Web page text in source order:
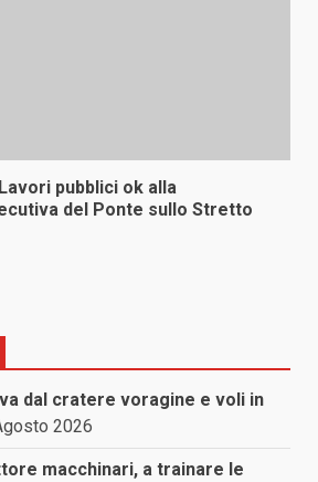
pubblici ok alla
del Ponte sullo Stretto
dal cratere voragine e voli in
2026
macchinari, a trainare le